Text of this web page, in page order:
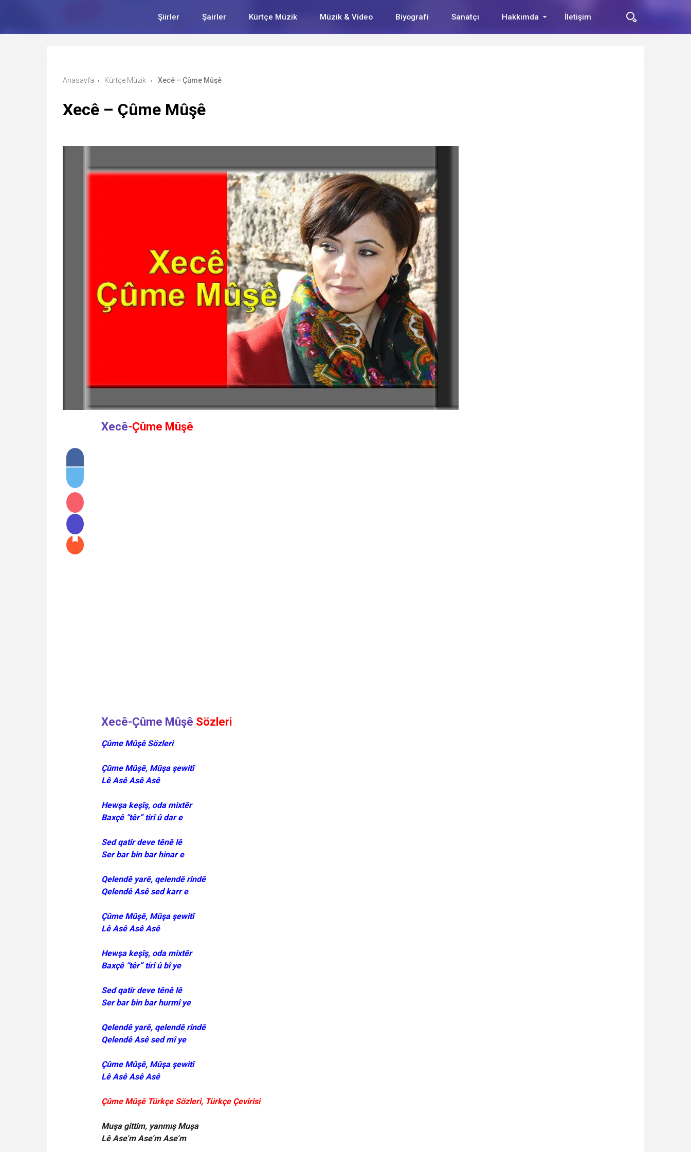
Şiirler Şairler Kürtçe Müzik Müzik & Video Biyografi Sanatçı Hakkımda İletişim
Anasayfa › Kürtçe Müzik › Xecê – Çûme Mûşê
Xecê – Çûme Mûşê
Xecê-Çûme Mûşê
Xecê-Çûme Mûşê Sözleri
Çûme Mûşê Sözleri
Çûme Mûşê, Mûşa şewitî
Lê Asê Asê Asê
Hewşa keşîş, oda mixtêr
Baxçê “têr” tirî û dar e
Sed qatir deve tênê lê
Ser bar bin bar hinar e
Qelendê yarê, qelendê rindê
Qelendê Asê sed karr e
Çûme Mûşê, Mûşa şewitî
Lê Asê Asê Asê
Hewşa keşîş, oda mixtêr
Baxçê “têr” tirî û bî ye
Sed qatir deve tênê lê
Ser bar bin bar hurmî ye
Qelendê yarê, qelendê rindê
Qelendê Asê sed mî ye
Çûme Mûşê, Mûşa şewitî
Lê Asê Asê Asê
Çûme Mûşê Türkçe Sözleri, Türkçe Çevirisi
Muşa gittim, yanmış Muşa
Lê Ase’m Ase’m Ase’m